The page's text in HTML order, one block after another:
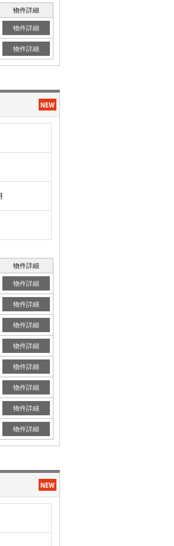
物件詳細
物件詳細
物件詳細
物件詳細
物件詳細
物件詳細
物件詳細
物件詳細
物件詳細
物件詳細
物件詳細
物件詳細